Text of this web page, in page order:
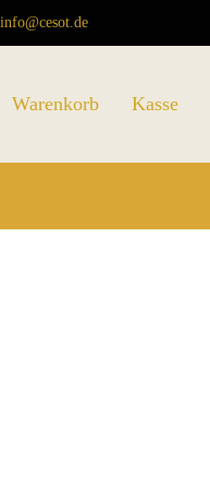
info@cesot.de
Warenkorb Kasse